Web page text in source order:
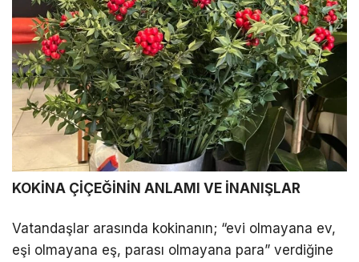
KOKİNA ÇİÇEĞİNİN ANLAMI VE İNANIŞLAR
Vatandaşlar arasında kokinanın; “evi olmayana ev,
eşi olmayana eş, parası olmayana para” verdiğine